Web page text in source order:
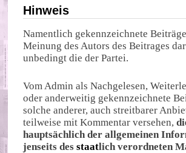
Hinweis
Namentlich gekennzeichnete
Meinung des Autors des Beitrages
unbedingt die der Partei.
Vom Admin als Nachgelesen,
oder anderweitig gekennzeichnete
solche anderer, auch streitbarer
teilweise mit Kommentar versehen,
hauptsächlich der allgemeinen
jenseits desstaatlich verordneten